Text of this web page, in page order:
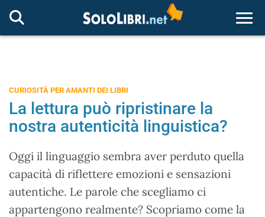
CURIOSITÀ PER AMANTI DEI LIBRI
La lettura può ripristinare la
nostra autenticità linguistica?
Oggi il linguaggio sembra aver perduto quella
capacità di riflettere emozioni e sensazioni
autentiche. Le parole che scegliamo ci
appartengono realmente? Scopriamo come la